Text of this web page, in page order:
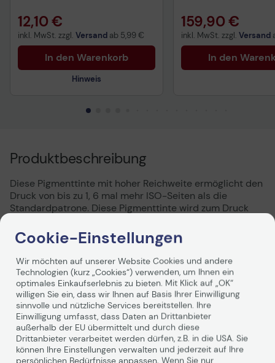
12,10 €
inkl. MwSt. zzgl. Versand ab 5,99 €
In den Warenkorb
Hinweis
gemäß der EU-
Datenverordnung
159,90 €
inkl. MwSt. zzgl. Versand
In den
Produktbeschreibung
Diese Pigmenttinte mit hoher Reichweite ermöglicht den
Druck von bis zu 1, 6 mal mehr ISO-Seiten als die
Standardpatrone. Diese Pigmenttinte wird zum Druck
scharfes Schriftbild mit hoher Farbstabilität.
Technische Daten
PDF-Datenblatt
Cookie-Einstellungen
Wir möchten auf unserer Website Cookies und andere
Technologien (kurz „Cookies“) verwenden, um Ihnen ein
optimales Einkaufserlebnis zu bieten. Mit Klick auf „OK“
willigen Sie ein, dass wir Ihnen auf Basis Ihrer Einwilligung
sinnvolle und nützliche Services bereitstellen. Ihre
Einwilligung umfasst, dass Daten an Drittanbieter
außerhalb der EU übermittelt und durch diese
Drittanbieter verarbeitet werden dürfen, z.B. in die USA. Sie
können Ihre Einstellungen verwalten und jederzeit auf Ihre
persönlichen Bedürfnisse anpassen. Wenn Sie nur